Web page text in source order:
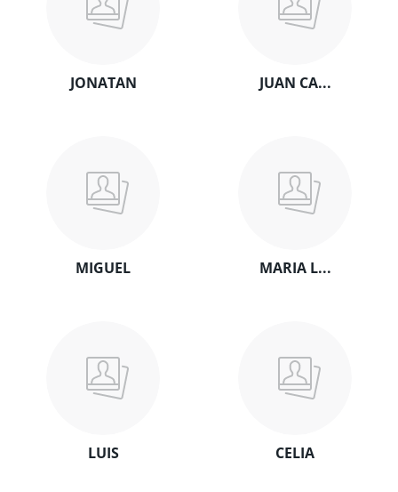
JONATAN JUAN CA...
MIGUEL MARIA L...
LUIS CELIA